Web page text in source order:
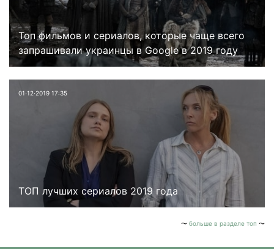
Топ фильмов и сериалов, которые чаще всего
запрашивали украинцы в Google в 2019 году
01⋅12⋅2019 17:35
ТОП лучших сериалов 2019 года
больше в разделе топ